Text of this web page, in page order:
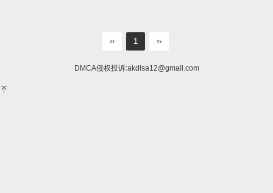
‹‹ 1 ››
DMCA侵权投诉:akdlsa12@gmail.com